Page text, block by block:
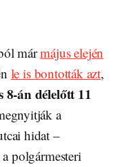
mármájus elején
le is bontották azt,
8-án délelőtt 11
a
hidat –
polgármesteri